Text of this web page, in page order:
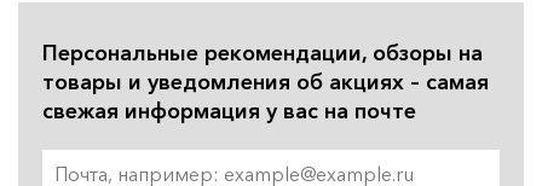
Персональные рекомендации, обзоры на
товары и уведомления об акциях – самая
свежая информация у вас на почте